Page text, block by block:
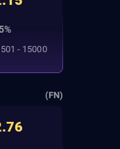
- 15000
(FN)